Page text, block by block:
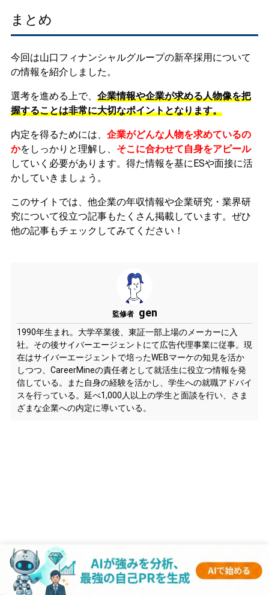
まとめ
今回は山口フィナンシャルグループの新卒採用について
の情報を紹介しました。
選考を進める上で、 企業情報や企業が求める人物像を把
握することは非常に大切なポイントとなります。
内定を得るためには、 企業がどんな人物を求めているの
かをしっかりと理解し、 そこに合わせて自身をアピール
していく必要があります。 得た情報を基にESや面接に活
かしていきましょう。
このサイトでは、他企業の年収情報や企業研究・業界研
究について役立つ記事もたくさん掲載しています。ぜひ
他の記事もチェックしてみてください！
監修者 gen
1990年生まれ。大学卒業後、東証一部上場のメーカーに入
社。その後サイバーエージェントにて広告代理事業に従事。現
在はサイバーエージェントで培ったWEBマーケの知見を活か
しつつ、CareerMineの責任者として就活生に役立つ情報を発
信している。また自身の経験を活かし、学生への就職アドバイ
スを行っている。延べ1,000人以上の学生と面談を行い、さま
ざまな企業への内定に導いている。